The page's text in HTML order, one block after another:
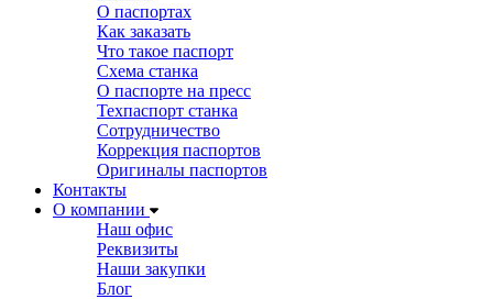
О паспортах
Как заказать
Что такое паспорт
Схема станка
О паспорте на пресс
Техпаспорт станка
Сотрудничество
Коррекция паспортов
Оригиналы паспортов
Контакты
О компании
Наш офис
Реквизиты
Наши закупки
Блог